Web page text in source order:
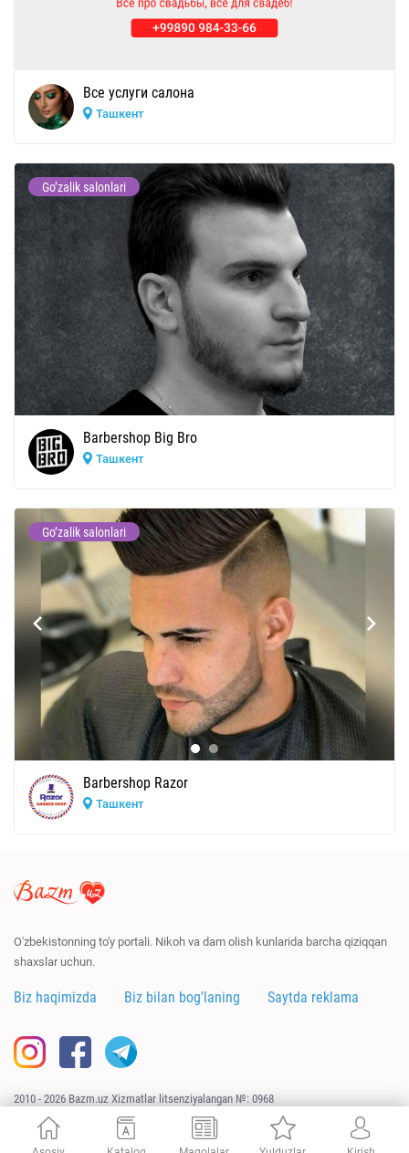
Все услуги салона
Ташкент
Go’zalik salonlari
Barbershop Big Bro
Ташкент
Go’zalik salonlari
Barbershop Razor
Ташкент
O'zbekistonning to'y portali. Nikoh va dam olish kunlarida barcha qiziqqan
shaxslar uchun.
Biz haqimizda Biz bilan bog'laning Saytda reklama
2010 - 2026 Bazm.uz Xizmatlar litsenziyalangan №: 0968
URAGAN.UZ tomonidan ishlab chiqildi